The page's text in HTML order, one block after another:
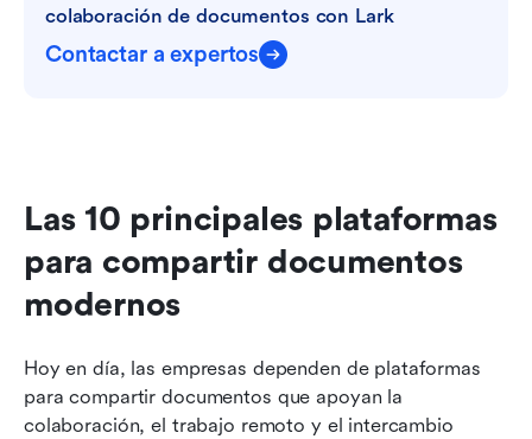
colaboración de documentos con Lark
Contactar a expertos
Las 10 principales plataformas
para compartir documentos
modernos
Hoy en día, las empresas dependen de plataformas
para compartir documentos que apoyan la
colaboración, el trabajo remoto y el intercambio